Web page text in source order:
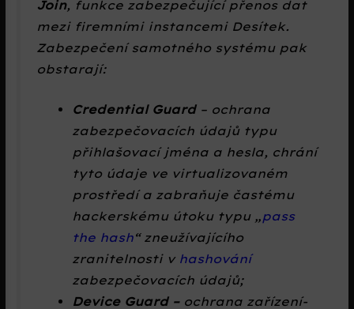
Join, funkce zabezpečující přenos dat
mezi firemními instancemi Desítek.
Zabezpečení samotného systému pak
obstarají:
Credential Guard– ochrana
zabezpečovacích údajů typu
přihlašovací jména a hesla, chrání
tyto údaje ve virtualizovaném
prostředí a zabraňuje častému
hackerskému útoku typu „pass
the hash“ zneužívajícího
zranitelnosti v hashování
zabezpečovacích údajů;
Device Guard – ochrana zařízení-